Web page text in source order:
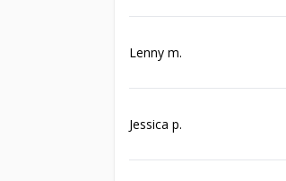
Lenny m.
Jessica p.